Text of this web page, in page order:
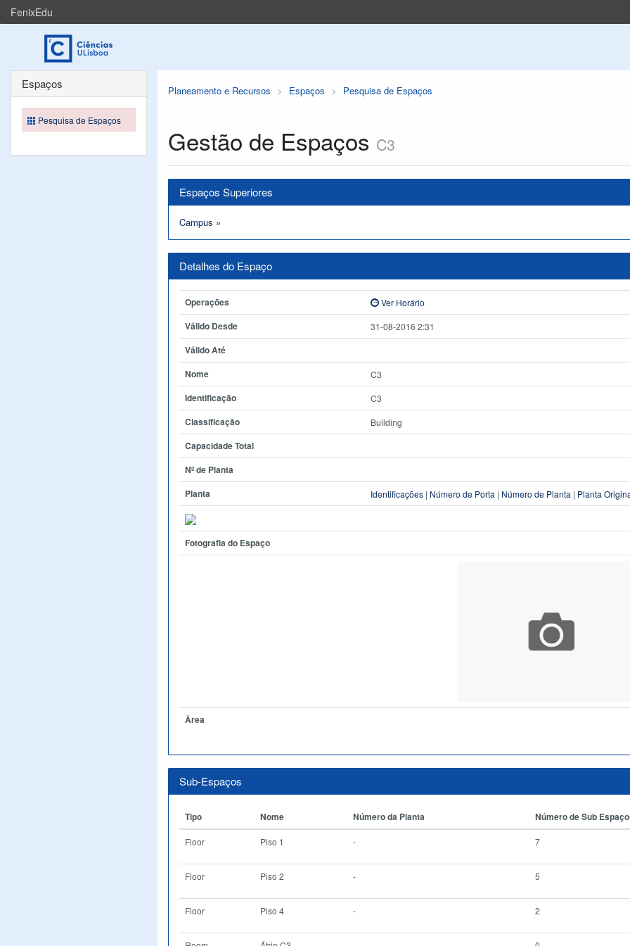
FenixEdu
Planeamento e Recursos Espaços Pesquisa de Espaços
Gestão de Espaços C3
Espaços Superiores
Campus »
Detalhes do Espaço
Operações Ver Horário
Válido Desde 31-08-2016 2:31
Válido Até
Nome
C3
Identificação C3
Classificação Building
Capacidade Total
Nº de Planta
Planta
Identificações | Número de Porta | Número de Planta | Planta
Fotografia do Espaço
Àrea
Sub-Espaços
Tipo Nome Número da Planta Número de Sub
Floor Piso 1 - 7
Floor Piso 2 - 5
Floor Piso 4 - 2
Espaços
Pesquisa de Espaços